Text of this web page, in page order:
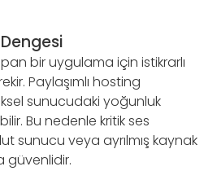
bir uygulama için istikrarlı
Paylaşımlı hosting
sunucudaki yoğunluk
Bu nedenle kritik ses
sunucu veya ayrılmış kaynak
güvenlidir.